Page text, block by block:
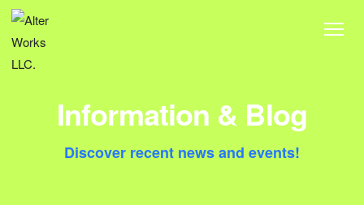
RECRUITMENT
SEWING FACTORIES WANTED!
Information & Blog
Discover recent news and events!